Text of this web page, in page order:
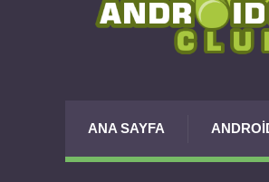
ANA SAYFA